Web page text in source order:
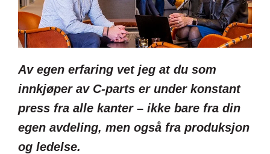
Av egen erfaring vet jeg at du som
innkjøper av C-parts er under konstant
press fra alle kanter – ikke bare fra din
egen avdeling, men også fra produksjon
og ledelse.